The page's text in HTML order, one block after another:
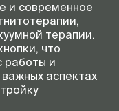
и современное
терапии.
что
работы и
аспектах